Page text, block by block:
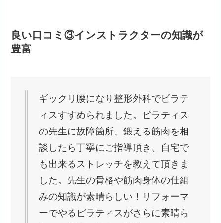
良い口コミ③インストラクターの知識が
豊富
ギックリ腰になり整形外科でピラテ
ィスすすめられました。ピラティス
の先生に故障箇所、鍛える筋肉を相
談したら丁寧にご指導頂き、自宅で
も出来るストレッチを教えて頂きま
した。先生の骨格や筋肉身体の仕組
みの知識が素晴らしい！リフォーマ
ーでやるピラティスがさらに素晴ら